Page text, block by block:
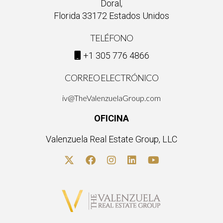
Doral,
Florida 33172 Estados Unidos
TELÉFONO
+1 305 776 4866
CORREO ELECTRÓNICO
iv@TheValenzuelaGroup.com
OFICINA
Valenzuela Real Estate Group, LLC